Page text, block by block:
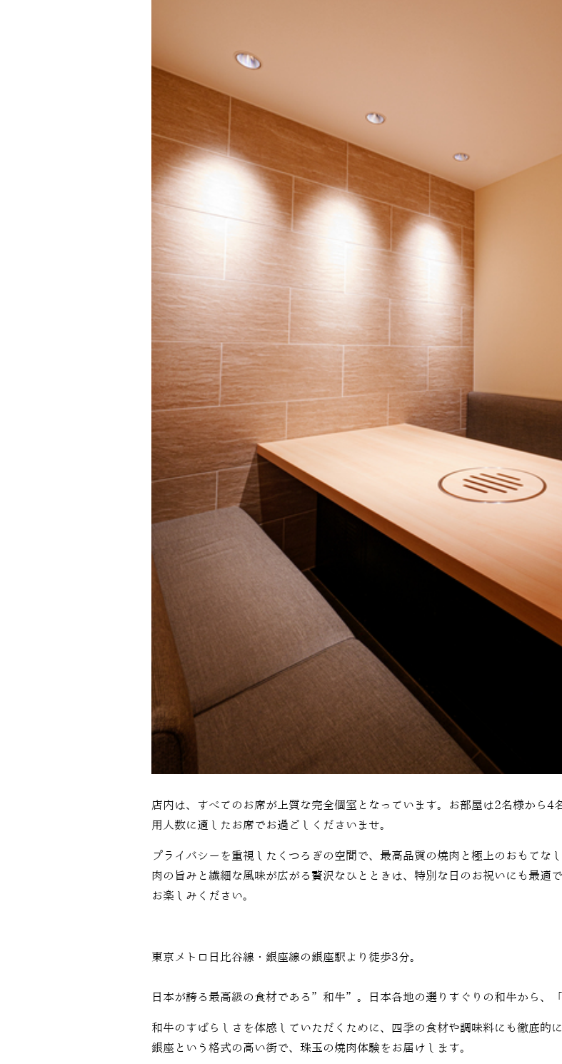
店内は、すべてのお席が上質な完全個室となっています。お部屋は2名様から4
用人数に適したお席でお過ごしくださいませ。
プライバシーを重視したくつろぎの空間で、最高品質の焼肉と極上のおもてな
肉の旨みと繊細な風味が広がる贅沢なひとときは、特別な日のお祝いにも最適
お楽しみください。
東京メトロ日比谷線・銀座線の銀座駅より徒歩3分。
日本が誇る最高級の食材である”和牛”。日本各地の選りすぐりの和牛から、
和牛のすばらしさを体感していただくために、四季の食材や調味料にも徹底的
銀座という格式の高い街で、珠玉の焼肉体験をお届けします。